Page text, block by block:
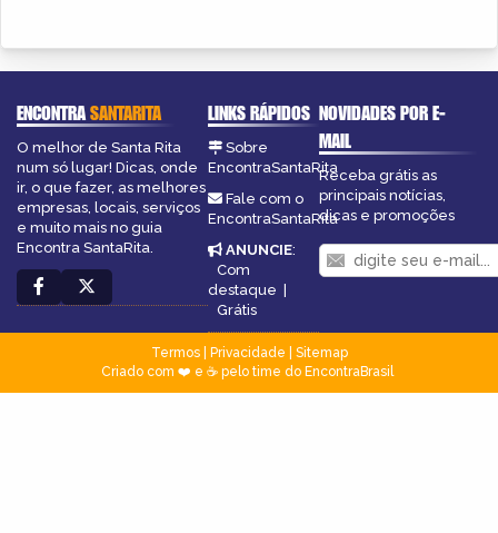
ENCONTRASANTARITA
O melhor de Santa Rita
num só lugar! Dicas, onde
ir, o que fazer, as melhores
empresas, locais, serviços
e muito mais no guia
Encontra SantaRita.
LINKS RÁPIDOS
Sobre
EncontraSantaRita
Fale com o
EncontraSantaRita
ANUNCIE:
Com
destaque
Grátis
NOVIDADES POR E-
MAIL
Receba grátis as
principais notícias,
dicas e promoções
Termos| Privacidade
Sitemap
Criado com ❤️ e ☕ pelo time do EncontraBrasil